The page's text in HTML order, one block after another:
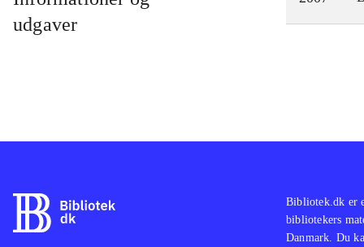
udgaver
Bibliotek.dk er
bibliotekers
Danmark. Du